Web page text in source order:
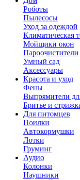
Роботы
Пылесосы
Уход за одеждой
Климатическая
Мойщики окон
Пароочистители
Умный сад
Аксессуары
Красота и уход
Фены
Выпрямители
Бритье и
Для питомцев
Поилки
Автокормушки
Лотки
Груминг
Аудио
Колонки
Наушники